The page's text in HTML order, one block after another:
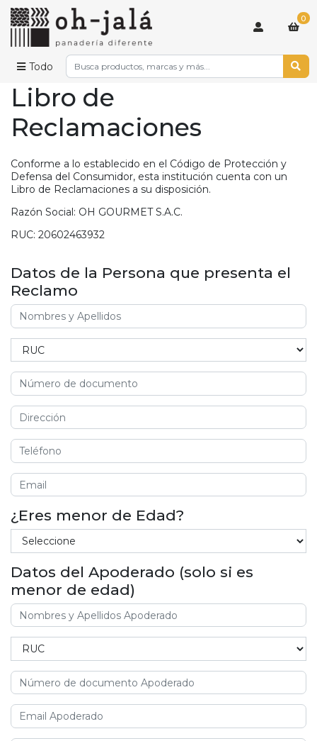
Todo
0
Libro de
Reclamaciones
Conforme a lo establecido en el Código de Protección y
Defensa del Consumidor, esta institución cuenta con un
Libro de Reclamaciones a su disposición.
Razón Social: OH GOURMET S.A.C.
RUC: 20602463932
Datos de la Persona que presenta el
Reclamo
¿Eres menor de Edad?
Datos del Apoderado (solo si es
menor de edad)